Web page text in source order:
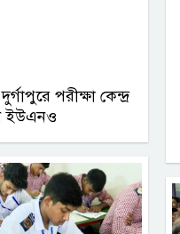
পরীক্ষা কেন্দ্র
ইউএনও